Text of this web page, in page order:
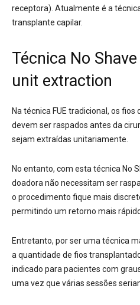
receptora). Atualmente é a
transplante capilar.
Técnica No
unit extraction
Na técnica FUE tradicional, os
devem ser raspados antes da
sejam extraídas unitariamente.
No entanto, com esta técnica No
doadora não necessitam ser
o procedimento fique mais
permitindo um retorno mais
Entretanto, por ser uma técnica
a quantidade de fios
indicado para pacientes com
uma vez que várias sessões